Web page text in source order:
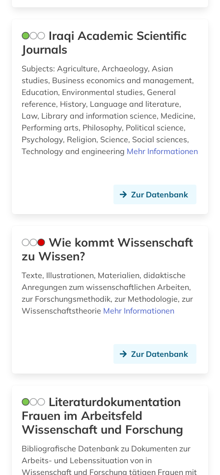
Iraqi Academic Scientific
Journals
Subjects: Agriculture, Archaeology, Asian
studies, Business economics and management,
Education, Environmental studies, General
reference, History, Language and literature,
Law, Library and information science, Medicine,
Performing arts, Philosophy, Political science,
Psychology, Religion, Science, Social sciences,
Technology and engineering Mehr Informationen
Zur Datenbank
Wie kommt Wissenschaft
zu Wissen?
Texte, Illustrationen, Materialien, didaktische
Anregungen zum wissenschaftlichen Arbeiten,
zur Forschungsmethodik, zur Methodologie, zur
Wissenschaftstheorie Mehr Informationen
Zur Datenbank
Literaturdokumentation
Frauen im Arbeitsfeld
Wissenschaft und Forschung
Bibliografische Datenbank zu Dokumenten zur
Arbeits- und Lebenssituation von in
Wissenschaft und Forschung tätigen Frauen mit